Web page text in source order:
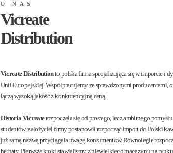
O NAS
Vicreate
Distribution
Vicreate Distributionto polska firma specjalizująca się w imporcie i
Unii Europejskiej. Współpracujemy ze sprawdzonymi producentami,
łączą wysoką jakość z konkurencyjną ceną.
Historia Vicreaterozpoczęła się od prostego, lecz ambitnego
studentów, założyciel firmy postanowił rozpocząć import do Polski
już samą nazwą przyciągała uwagę konsumentów. Równolegle
herbaty. Pierwsze kroki stawialiśmy z niewielkiego magazynu na